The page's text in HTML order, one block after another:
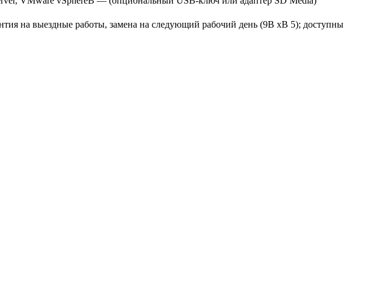
на выездные работы, замена на следующий рабочий день (9В xВ 5); доступны